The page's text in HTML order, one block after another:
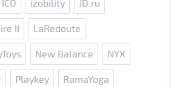
ICO izobility JD.ru
II LaRedoute
New Balance NYX
Playkey RamaYoga